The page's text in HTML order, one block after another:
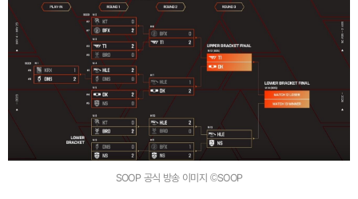
SOOP 공식 방송 이미지 ©SOOP